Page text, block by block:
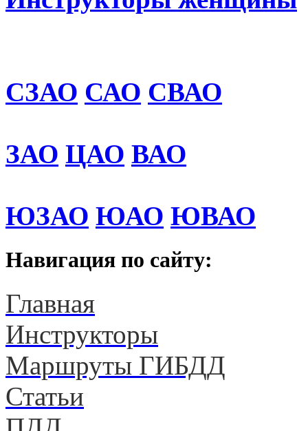
СЗАО САО СВАО
ЗАО ЦАО ВАО
ЮЗАО ЮАО ЮВАО
Навигация по сайту:
Главная
Инструкторы
Маршруты ГИБДД
Статьи